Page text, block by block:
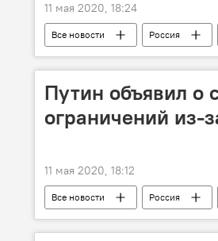
11 мая 2020, 18:24
Все новости Россия
Коронавирус: опасное заболевание
Путин объявил о
ограничений из-
11 мая 2020, 18:12
Все новости Россия
Коронавирус: опасное заболевание